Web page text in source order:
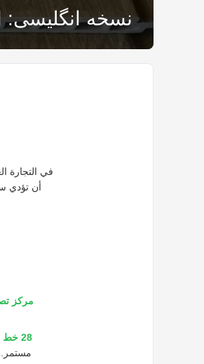
نسخه انگلیسی: از مواد اولیه تا
في التجارة
مركز تصنيع
28 خط إنتاج على مدار الساعة